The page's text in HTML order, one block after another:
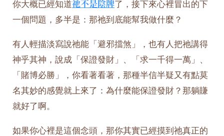
你大概已經知道祂不是陰牌了，接下來心裡冒出的下
一個問題，多半是：那祂到底能幫我做什麼？
有人輕描淡寫說祂能「避邪擋煞」，也有人把祂講得
神乎其神，說成「保證發財」、「求一千得一萬」、
「賭博必勝」，你看著看著，那種半信半疑又有點莫
名其妙的感覺就上來了：為什麼能保證發財？那躺賺
就好了啊。
如果你心裡是這個念頭，那你其實已經摸到祂真正的